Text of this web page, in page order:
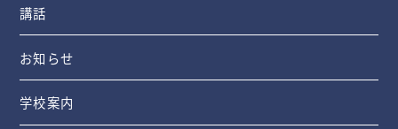
講話
お知らせ
学校案内